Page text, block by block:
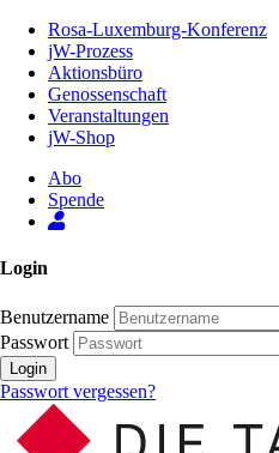
Inhalt
Seite
Rosa-Luxemburg-Konferenz
jW-Prozess
Aktionsbüro
Genossenschaft
Veranstaltungen
jW-Shop
Abo
Spende
Login
Benutzername
Passwort
Login
Passwort vergessen?